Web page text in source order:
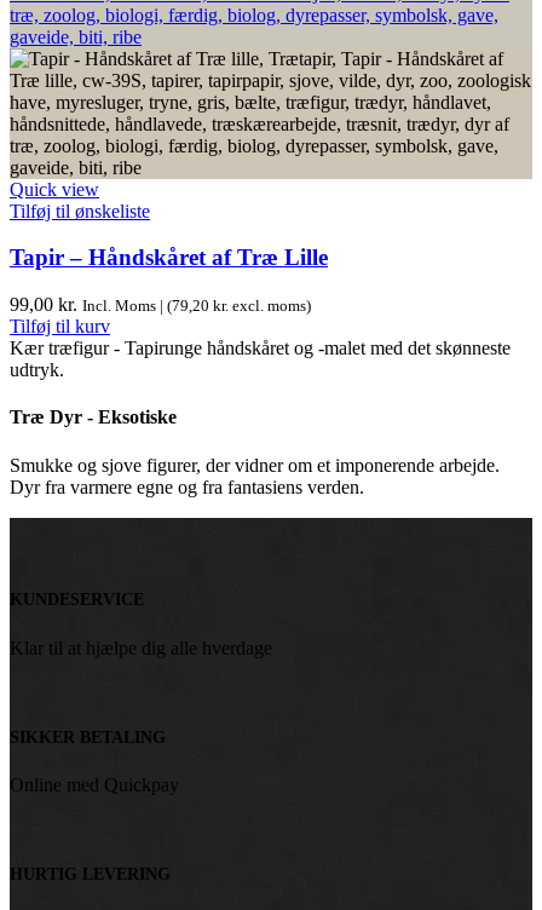
Quick view
Tilføj til ønskeliste
Tapir – Håndskåret af Træ Lille
99,00 kr. Incl. Moms | (79,20 kr. excl. moms)
Tilføj til kurv
Kær træfigur - Tapirunge håndskåret og -malet med det skønneste
udtryk.
Træ Dyr - Eksotiske
Smukke og sjove figurer, der vidner om et imponerende arbejde.
Dyr fra varmere egne og fra fantasiens verden.
KUNDESERVICE
Klar til at hjælpe dig alle hverdage
SIKKER BETALING
Online med Quickpay
HURTIG LEVERING